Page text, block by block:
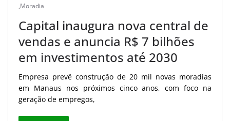
,Moradia
Capital inaugura nova central de
vendas e anuncia R$ 7 bilhões
em investimentos até 2030
Empresa prevê construção de 20 mil novas moradias
em Manaus nos próximos cinco anos, com foco na
geração de empregos,